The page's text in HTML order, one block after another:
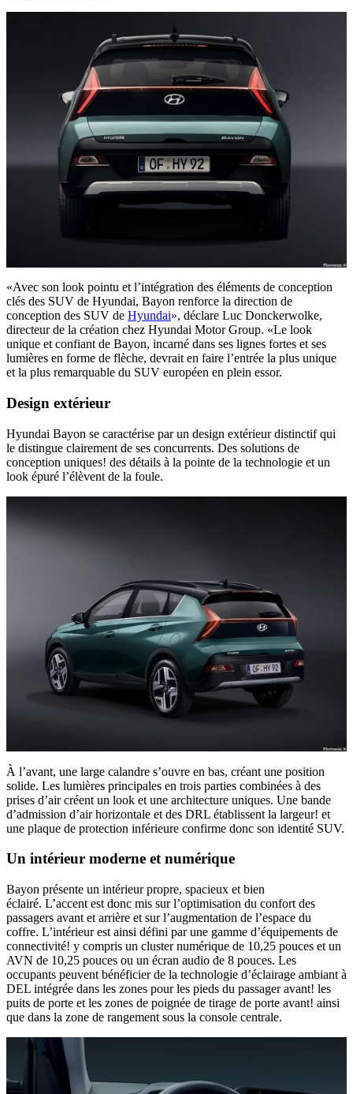
«Avec son look pointu et l’intégration des éléments de conception
clés des SUV de Hyundai, Bayon renforce la direction de
conception des SUV de Hyundai», déclare Luc Donckerwolke,
directeur de la création chez Hyundai Motor Group. «Le look
unique et confiant de Bayon, incarné dans ses lignes fortes et ses
lumières en forme de flèche, devrait en faire l’entrée la plus unique
et la plus remarquable du SUV européen en plein essor.
Design extérieur
Hyundai Bayon se caractérise par un design extérieur distinctif qui
le distingue clairement de ses concurrents. Des solutions de
conception uniques! des détails à la pointe de la technologie et un
look épuré l’élèvent de la foule.
À l’avant, une large calandre s’ouvre en bas, créant une position
solide. Les lumières principales en trois parties combinées à des
prises d’air créent un look et une architecture uniques. Une bande
d’admission d’air horizontale et des DRL établissent la largeur! et
une plaque de protection inférieure confirme donc son identité SUV.
Un intérieur moderne et numérique
Bayon présente un intérieur propre, spacieux et bien
éclairé. L’accent est donc mis sur l’optimisation du confort des
passagers avant et arrière et sur l’augmentation de l’espace du
coffre. L’intérieur est ainsi défini par une gamme d’équipements de
connectivité! y compris un cluster numérique de 10,25 pouces et un
AVN de 10,25 pouces ou un écran audio de 8 pouces. Les
occupants peuvent bénéficier de la technologie d’éclairage ambiant à
DEL intégrée dans les zones pour les pieds du passager avant! les
puits de porte et les zones de poignée de tirage de porte avant! ainsi
que dans la zone de rangement sous la console centrale.